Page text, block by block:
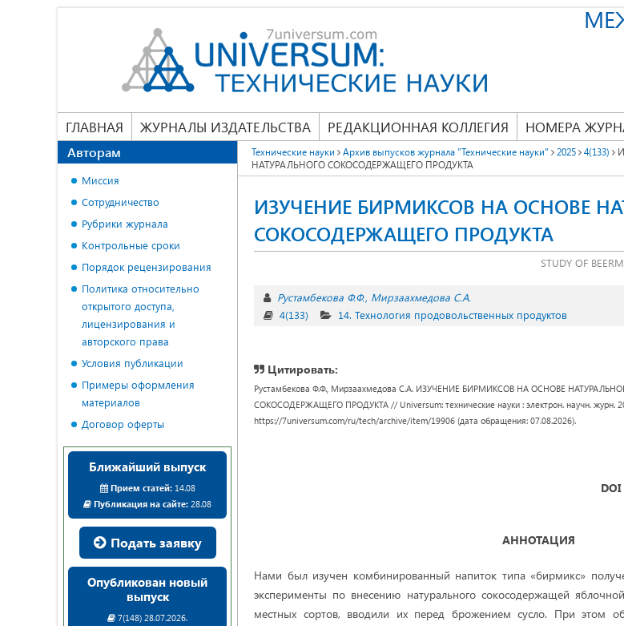
ГЛАВНАЯ ЖУРНАЛЫ ИЗДАТЕЛЬСТВА РЕДАКЦИОННАЯ КОЛЛЕГИЯ НОМЕРА
Технические науки Архив выпусков журнала "Технические науки" 2025 4(133)
НАТУРАЛЬНОГО СОКОСОДЕРЖАЩЕГО ПРОДУКТА
ИЗУЧЕНИЕ БИРМИКСОВ НА ОСНОВЕ
СОКОСОДЕРЖАЩЕГО ПРОДУКТА
STUDY OF
Рустамбекова Ф.Ф. Мирзаахмедова С.А.
4(133)
14. Технология продовольственных продуктов
Цитировать:
Рустамбекова Ф.Ф., Мирзаахмедова С.А. ИЗУЧЕНИЕ БИРМИКСОВ НА ОСНОВЕ
СОКОСОДЕРЖАЩЕГО ПРОДУКТА // Universum: технические науки : электрон. научн. журн.
https://7universum.com/ru/tech/archive/item/19906 (дата обращения: 07.08.2026).
АННОТАЦИЯ
Нами был изучен комбинированный напиток типа «бирмикс»
эксперименты по внесению натурального сокосодержащей
местных сортов, вводили их перед брожением сусло. При этом
Авторам
Миссия
Сотрудничество
Рубрики журнала
Контрольные сроки
Порядок рецензирования
Политика относительно
открытого доступа,
лицензирования и
авторского права
Условия публикации
Примеры оформления
материалов
Договор оферты
Ближайший выпуск
Прием статей:14.08
Публикация на сайте: 28.08
Подать заявку
Опубликован новый
выпуск
7(148) 28.07.2026.